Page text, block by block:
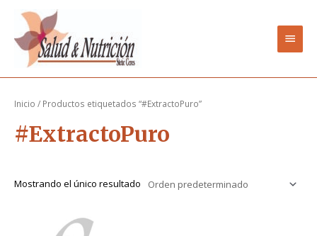
contenido
Inicio / Productos etiquetados “#ExtractoPuro”
#ExtractoPuro
Mostrando el único resultado